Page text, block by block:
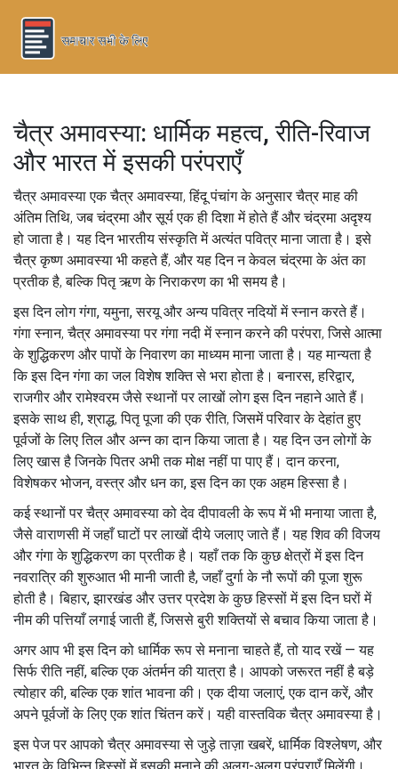
चैत्र अमावस्या: धार्मिक महत्व, रीति-रिवाज
और भारत में इसकी परंपराएँ
चैत्र अमावस्या एकचैत्र अमावस्या,हिंदू पंचांग के अनुसार चैत्र माह की
अंतिम तिथि, जब चंद्रमा और सूर्य एक ही दिशा में होते हैं और चंद्रमा अदृश्य
हो जाता है। यह दिन भारतीय संस्कृति में अत्यंत पवित्र माना जाता है। इसे
चैत्र कृष्ण अमावस्या भी कहते हैं, और यह दिन न केवल चंद्रमा के अंत का
प्रतीक है, बल्कि पितृ ऋण के निराकरण का भी समय है।
इस दिन लोग गंगा, यमुना, सरयू और अन्य पवित्र नदियों में स्नान करते हैं।
गंगा स्नान,चैत्र अमावस्या पर गंगा नदी में स्नान करने की परंपरा, जिसे आत्मा
के शुद्धिकरण और पापों के निवारण का माध्यम माना जाता है। यह मान्यता है
कि इस दिन गंगा का जल विशेष शक्ति से भरा होता है। बनारस, हरिद्वार,
राजगीर और रामेश्वरम जैसे स्थानों पर लाखों लोग इस दिन नहाने आते हैं।
इसके साथ ही,श्राद्ध,पितृ पूजा की एक रीति, जिसमें परिवार के देहांत हुए
पूर्वजों के लिए तिल और अन्न का दान किया जाता है। यह दिन उन लोगों के
लिए खास है जिनके पितर अभी तक मोक्ष नहीं पा पाए हैं। दान करना,
विशेषकर भोजन, वस्त्र और धन का, इस दिन का एक अहम हिस्सा है।
कई स्थानों पर चैत्र अमावस्या को देव दीपावली के रूप में भी मनाया जाता है,
जैसे वाराणसी में जहाँ घाटों पर लाखों दीये जलाए जाते हैं। यह शिव की विजय
और गंगा के शुद्धिकरण का प्रतीक है। यहाँ तक कि कुछ क्षेत्रों में इस दिन
नवरात्रि की शुरुआत भी मानी जाती है, जहाँ दुर्गा के नौ रूपों की पूजा शुरू
होती है। बिहार, झारखंड और उत्तर प्रदेश के कुछ हिस्सों में इस दिन घरों में
नीम की पत्तियाँ लगाई जाती हैं, जिससे बुरी शक्तियों से बचाव किया जाता है।
अगर आप भी इस दिन को धार्मिक रूप से मनाना चाहते हैं, तो याद रखें — यह
सिर्फ रीति नहीं, बल्कि एक अंतर्मन की यात्रा है। आपको जरूरत नहीं है बड़े
त्योहार की, बल्कि एक शांत भावना की। एक दीया जलाएं, एक दान करें, और
अपने पूर्वजों के लिए एक शांत चिंतन करें। यही वास्तविक चैत्र अमावस्या है।
इस पेज पर आपको चैत्र अमावस्या से जुड़े ताज़ा खबरें, धार्मिक विश्लेषण, और